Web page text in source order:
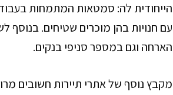
הייחודית לה: סמטאות המתמחות
עם חנויות בהן מוכרים שטיחים.
הארחה וגם במספר סניפי בנקים.